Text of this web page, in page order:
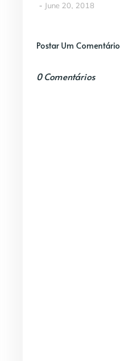
June 20, 2018
Postar Um Comentário
0 Comentários